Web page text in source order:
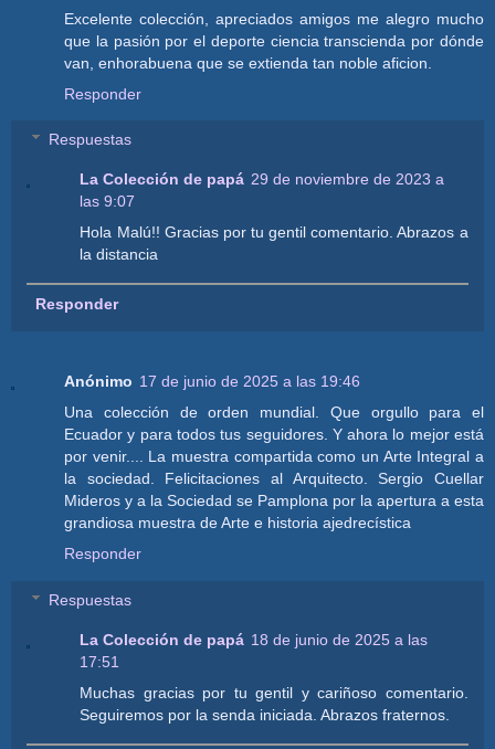
Excelente colección, apreciados amigos me alegro mucho
que la pasión por el deporte ciencia transcienda por dónde
van, enhorabuena que se extienda tan noble aficion.
Responder
Respuestas
La Colección de papá 29 de noviembre de 2023 a
las 9:07
Hola Malú!! Gracias por tu gentil comentario. Abrazos a
la distancia
Responder
Anónimo 17 de junio de 2025 a las 19:46
Una colección de orden mundial. Que orgullo para el
Ecuador y para todos tus seguidores. Y ahora lo mejor está
por venir.... La muestra compartida como un Arte Integral a
la sociedad. Felicitaciones al Arquitecto. Sergio Cuellar
Mideros y a la Sociedad se Pamplona por la apertura a esta
grandiosa muestra de Arte e historia ajedrecística
Responder
Respuestas
La Colección de papá 18 de junio de 2025 a las
17:51
Muchas gracias por tu gentil y cariñoso comentario.
Seguiremos por la senda iniciada. Abrazos fraternos.